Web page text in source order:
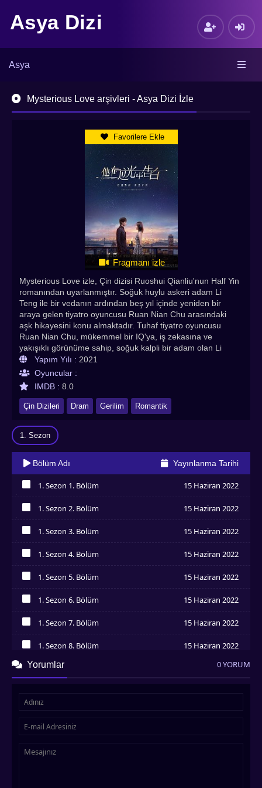
Asya Dizi
Asya
Mysterious Love arşivleri - Asya Dizi İzle
Favorilere Ekle
Fragmanı izle
Mysterious Love izle, Çin dizisi Ruoshui Qianliu'nun Half Yin
romanından uyarlanmıştır. Soğuk huylu askeri adam Li
Teng ile bir vedanın ardından beş yıl içinde yeniden bir
araya gelen tiyatro oyuncusu Ruan Nian Chu arasındaki
aşk hikayesini konu almaktadır. Tuhaf tiyatro oyuncusu
Ruan Nian Chu, mükemmel bir IQ'ya, iş zekasına ve
yakışıklı görünüme sahip, soğuk kalpli bir adam olan Li
Teng ile yanlışlıkla tanışır. Li Teng, Ruan Nian Chu'yu bir
krizden kurtarır. İkisi birbirleri üzerinde iyi bir izlenim
bırakıyor, ancak yaşam yönleri birbirinden çok farklı. Ayrı
yollara giderler. Beş yıl sonra, bir yeniden birleşme Ruan
Nian Chu'nun rutin hayatını bozar. İkisi arasındaki ilişki hızla
ısınır, ancak çok sayıda engelle karşılaşırlar. Yanlış
anlaşılmaları ve krizleri çözdükten sonra ikisi birbirine
tutunur ve birbirleri için savaşır. Mysterious Love Türkçe
altyazılı izle seçeneğiyle keyifle izleyebilirsiniz. 2021 Çin
dizisi tüm bölümleriyle asya dizi izle' de!
Yapım Yılı : 2021
Oyuncular :
IMDB : 8.0
Çin Dizileri Dram Gerilim Romantik
1. Sezon
Bölüm Adı Yayınlanma Tarihi
1. Sezon 1. Bölüm 15 Haziran 2022
1. Sezon 2. Bölüm 15 Haziran 2022
1. Sezon 3. Bölüm 15 Haziran 2022
1. Sezon 4. Bölüm 15 Haziran 2022
1. Sezon 5. Bölüm 15 Haziran 2022
1. Sezon 6. Bölüm 15 Haziran 2022
1. Sezon 7. Bölüm 15 Haziran 2022
İzledim
1. Sezon 8. Bölüm 15 Haziran 2022
1. Sezon 9. Bölüm 15 Haziran 2022
İzledim
İzledim
İzledim
1. Sezon 13. Bölüm
Yorumlar 0 YORUM